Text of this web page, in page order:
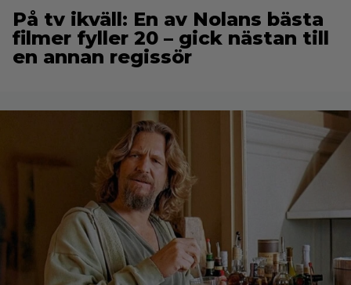
På tv ikväll: En av Nolans bästa
filmer fyller 20 – gick nästan till
en annan regissör